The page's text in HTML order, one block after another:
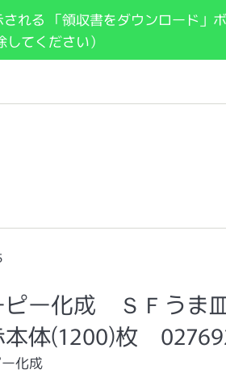
れる 「領収書をダウンロード」
てください）
ピー化成 ＳＦうま
本体(1200)枚
化成